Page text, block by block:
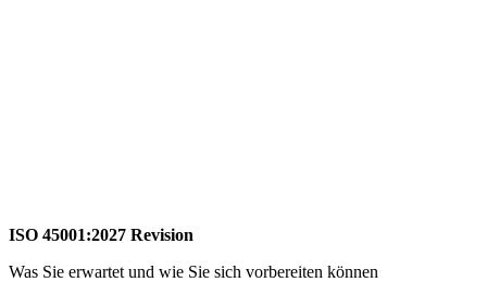
ISO 45001:2027 Revision
Was Sie erwartet und wie Sie sich vorbereiten können